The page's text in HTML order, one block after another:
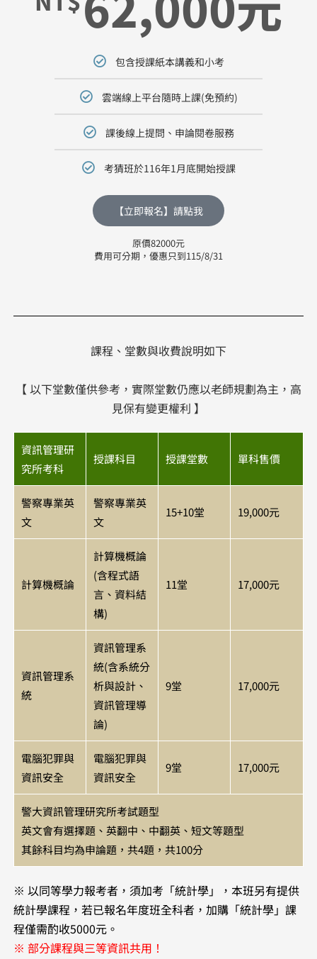
包含授課紙本講義和小考
雲端線上平台隨時上課(免預約)
課後線上提問、申論閱卷服務
考猜班於116年1月底開始授課
【立即報名】請點我
原價82000元
費用可分期，優惠只到115/8/31
課程、堂數與收費說明如下
【 以下堂數僅供參考，實際堂數仍應以老師規劃為主，高
見保有變更權利 】
資訊管理研
究所考科
授課科目 授課堂數 單科售價
警察專業英
文
警察專業英
文
15+10堂 19,000元
計算機概論
計算機概論
(含程式語
言、資料結
構)
11堂 17,000元
資訊管理系
統
資訊管理系
統(含系統分
析與設計、
資訊管理導
論)
9堂 17,000元
電腦犯罪與
資訊安全
電腦犯罪與
資訊安全
9堂 17,000元
警大資訊管理研究所考試題型
英文會有選擇題、英翻中、中翻英、短文等題型
其餘科目均為申論題，共4題，共100分
※ 以同等學力報考者，須加考「統計學」，本班另有提供
統計學課程，​若已報名年度班全科者，加購「統計學」課
程僅需酌收5000元。
※ 部分課程與三等資訊共用！